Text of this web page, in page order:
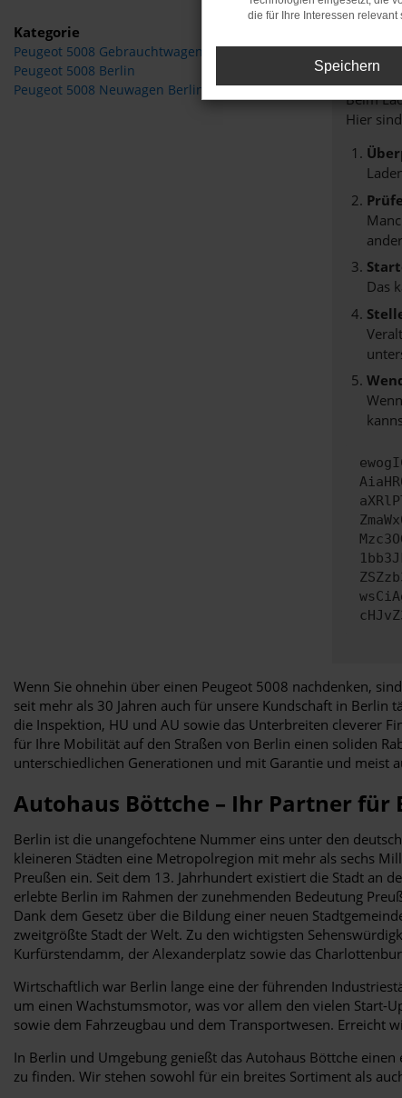
Kategorie
Peugeot 5008 Gebrauchtwagen Berlin
Peugeot 5008 Berlin
Peugeot 5008 Neuwagen Berlin
Beim
Hier
Das
Wenn Sie ohnehin über einen Peugeot 5008 nachdenken,
seit mehr als 30 Jahren auch für unsere Kundschaft in Berlin
die Inspektion, HU und AU sowie das Unterbreiten cleverer
für Ihre Mobilität auf den Straßen von Berlin einen soliden
unterschiedlichen Generationen und mit Garantie und meist
Autohaus Böttche – Ihr Partner für
Berlin ist die unangefochtene Nummer eins unter den
kleineren Städten eine Metropolregion mit mehr als sechs
Preußen ein. Seit dem 13. Jahrhundert existiert die Stadt an
erlebte Berlin im Rahmen der zunehmenden Bedeutung
Dank dem Gesetz über die Bildung einer neuen
zweitgrößte Stadt der Welt. Zu den wichtigsten
Kurfürstendamm, der Alexanderplatz sowie das
Wirtschaftlich war Berlin lange eine der führenden
um einen Wachstumsmotor, was vor allem den vielen Start-
sowie dem Fahrzeugbau und dem Transportwesen. Erreicht
In Berlin und Umgebung genießt das Autohaus Böttche
zu finden. Wir stehen sowohl für ein breites Sortiment als
die für Ihre Interessen relevant
Speichern